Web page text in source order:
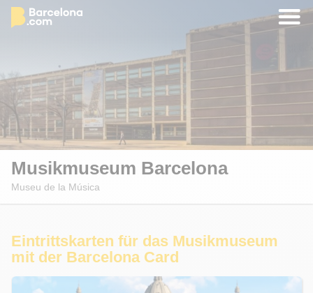
Musikmuseum Barcelona
Museu de la Música
Eintrittskarten für das Musikmuseum
mit der Barcelona Card